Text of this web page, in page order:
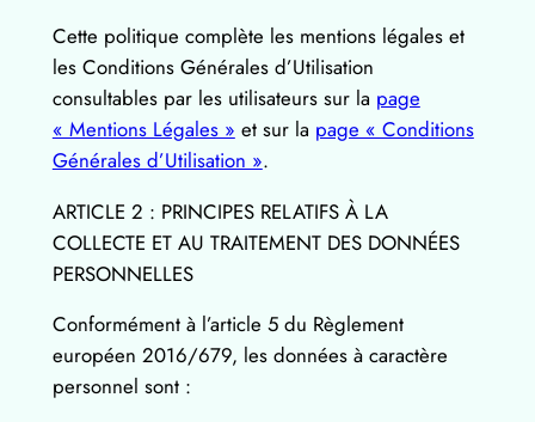
Cette politique complète les mentions légales et
les Conditions Générales d’Utilisation
consultables par les utilisateurs sur la page
« Mentions Légales » et sur la page « Conditions
Générales d’Utilisation ».
ARTICLE 2 : PRINCIPES RELATIFS À LA
COLLECTE ET AU TRAITEMENT DES DONNÉES
PERSONNELLES
Conformément à l’article 5 du Règlement
européen 2016/679, les données à caractère
personnel sont :